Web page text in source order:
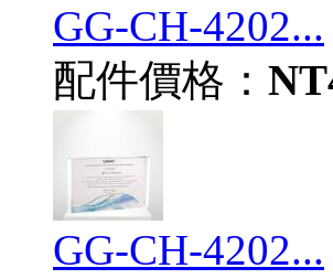
GG-CH-4202...
配件價格：
GG-CH-4202...